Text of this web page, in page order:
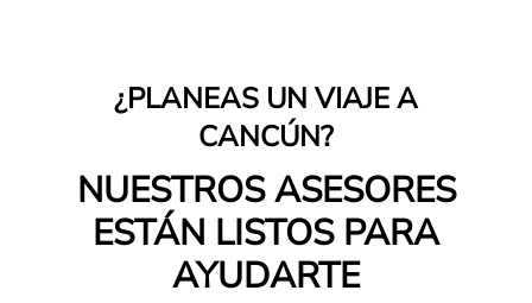
¿PLANEAS UN VIAJE A
CANCÚN?
NUESTROS ASESORES
ESTÁN LISTOS PARA
AYUDARTE